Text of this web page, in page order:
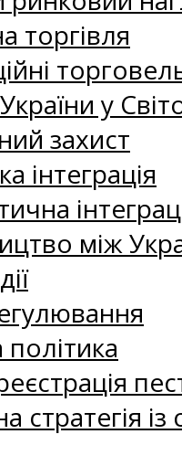
торгівля
у
захист
інтеграція
між
стратегія